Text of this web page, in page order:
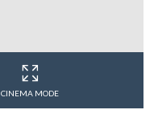
CINEMA MODE